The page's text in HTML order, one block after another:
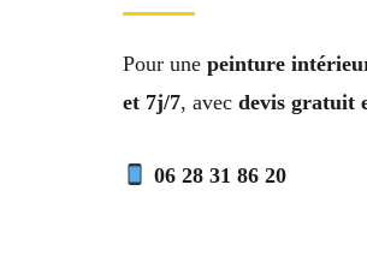
Pour une peinture
et 7j/7, avec devis gratuit
06 28 31 86 20